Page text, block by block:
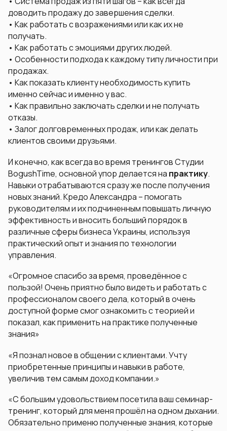
доводить продажу до завершения сделки.
• Как работать с возражениями или как их не
получать.
• Как работать с эмоциями других людей.
• Особенности подхода к каждому типу личности при
продажах.
• Как показать клиенту необходимость купить
именно сейчас и именно у вас.
• Как правильно заключать сделки и не получать
отказы.
• Залог долговременных продаж, или как делать
клиентов своими друзьями.
И конечно, как всегда во время тренинговСтудии
BogushTime, основной упор делается на практику.
Навыки отрабатываются сразу же после получения
новых знаний. Кредо Александра – помогать
руководителям и их подчиненным повышать личную
эффективность и вносить больший порядок в
различные сферы бизнеса Украины, используя
практический опыт и знания по технологии
управления.
«Огромное спасибо за время, проведённое с
пользой! Очень приятно было видеть и работать с
профессионалом своего дела, который в очень
доступной форме смог ознакомить с теорией и
показал, как применить на практике полученные
знания»
«Я познал новое в общении с клиентами. Учту
приобретенные принципы и навыки в работе,
увеличив тем самым доход компании.»
«С большим удовольствием посетила ваш семинар-
тренинг, который для меня прошёл на одном дыхании.
Обязательно применю полученные знания, которые